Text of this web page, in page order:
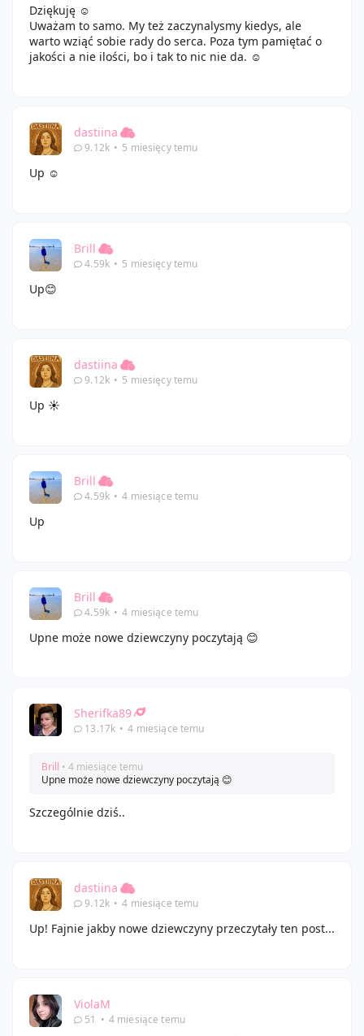
Dziękuję ☺️
Uważam to samo. My też zaczynalysmy kiedys, ale
warto wziąć sobie rady do serca. Poza tym pamiętać o
jakości a nie ilości, bo i tak to nic nie da. ☺️
dastiina
9.12k • 5 miesięcy temu
Up ☺️
Brill
4.59k • 5 miesięcy temu
Up😊
dastiina
9.12k • 5 miesięcy temu
Up ☀️
Brill
4.59k • 4 miesiące temu
Up
Brill
4.59k • 4 miesiące temu
Upne może nowe dziewczyny poczytają 😊
Sherifka89
13.17k • 4 miesiące temu
Brill • 4 miesiące temu
Upne może nowe dziewczyny poczytają 😊
Szczególnie dziś..
dastiina
9.12k • 4 miesiące temu
Up! Fajnie jakby nowe dziewczyny przeczytały ten post...
ViolaM
51 • 4 miesiące temu